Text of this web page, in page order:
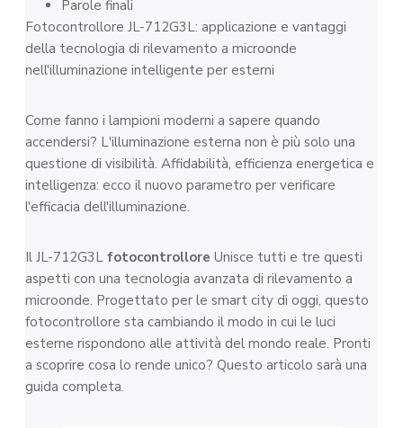
Parole finali
Fotocontrollore JL-712G3L: applicazione e vantaggi
della tecnologia di rilevamento a microonde
nell'illuminazione intelligente per esterni
Come fanno i lampioni moderni a sapere quando
accendersi? L'illuminazione esterna non è più solo una
questione di visibilità. Affidabilità, efficienza energetica e
intelligenza: ecco il nuovo parametro per verificare
l'efficacia dell'illuminazione.
Il JL-712G3L fotocontrollore Unisce tutti e tre questi
aspetti con una tecnologia avanzata di rilevamento a
microonde. Progettato per le smart city di oggi, questo
fotocontrollore sta cambiando il modo in cui le luci
esterne rispondono alle attività del mondo reale. Pronti
a scoprire cosa lo rende unico? Questo articolo sarà una
guida completa.